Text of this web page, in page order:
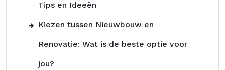
Tips en Ideeën
Kiezen tussen Nieuwbouw en
Renovatie: Wat is de beste optie voor
jou?